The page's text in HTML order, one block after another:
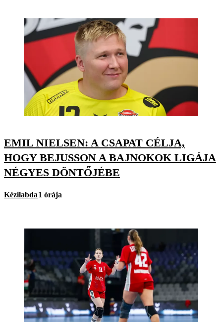
EMIL NIELSEN: A CSAPAT CÉLJA,
HOGY BEJUSSON A BAJNOKOK LIGÁJA
NÉGYES DÖNTŐJÉBE
Kézilabda1 órája